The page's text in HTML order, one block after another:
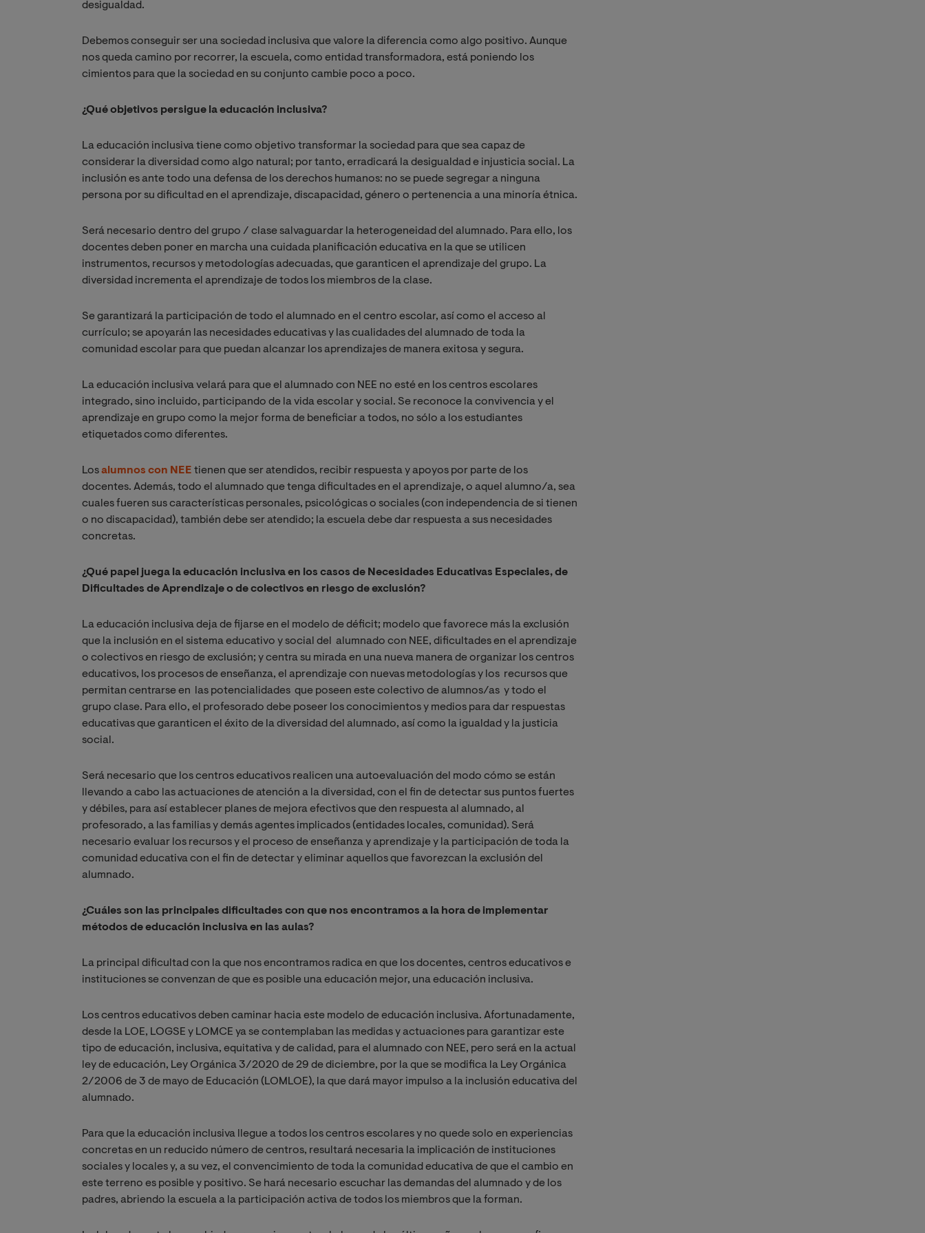
desigualdad.
Debemos conseguir ser una sociedad inclusiva que valore la diferencia como algo positivo. Aunque
nos queda camino por recorrer, la escuela, como entidad transformadora, está poniendo los
cimientos para que la sociedad en su conjunto cambie poco a poco.
¿Qué objetivos persigue la educación inclusiva?
La educación inclusiva tiene como objetivo transformar la sociedad para que sea capaz de
considerar la diversidad como algo natural; por tanto, erradicará la desigualdad e injusticia social. La
inclusión es ante todo una defensa de los derechos humanos: no se puede segregar a ninguna
persona por su dificultad en el aprendizaje, discapacidad, género o pertenencia a una minoría étnica.
Será necesario dentro del grupo / clase salvaguardar la heterogeneidad del alumnado. Para ello, los
docentes deben poner en marcha una cuidada planificación educativa en la que se utilicen
instrumentos, recursos y metodologías adecuadas, que garanticen el aprendizaje del grupo. La
diversidad incrementa el aprendizaje de todos los miembros de la clase.
Se garantizará la participación de todo el alumnado en el centro escolar, así como el acceso al
currículo; se apoyarán las necesidades educativas y las cualidades del alumnado de toda la
comunidad escolar para que puedan alcanzar los aprendizajes de manera exitosa y segura.
La educación inclusiva velará para que el alumnado con NEE no esté en los centros escolares
integrado, sino incluido, participando de la vida escolar y social. Se reconoce la convivencia y el
aprendizaje en grupo como la mejor forma de benefi­ciar a todos, no sólo a los estudiantes
etiquetados como diferentes.
Losalumnos con NEE tienen que ser atendidos, recibir respuesta y apoyos por parte de los
docentes. Además, todo el alumnado que tenga dificultades en el aprendizaje, o aquel alumno/a, sea
cuales fueren sus caracte­rísticas personales, psicológicas o sociales (con independencia de si tienen
o no discapacidad), también debe ser atendido; la escuela debe dar respuesta a sus necesidades
concretas.
¿Qué papel juega la educación inclusiva en los casos de Necesidades Educativas Especiales, de
Dificultades de Aprendizaje o de colectivos en riesgo de exclusión?
La educación inclusiva deja de fijarse en el modelo de déficit; modelo que favorece más la exclusión
que la inclusión en el sistema educativo y social del alumnado con NEE, dificultades en el aprendizaje
o colectivos en riesgo de exclusión; y centra su mirada en una nueva manera de organizar los centros
educativos, los procesos de enseñanza, el aprendizaje con nuevas metodologías y los recursos que
permitan centrarse en las potencialidades que poseen este colectivo de alumnos/as y todo el
grupo clase. Para ello, el profesorado debe poseer los conocimientos y medios para dar respuestas
educativas que garanticen el éxito de la diversidad del alumnado, así como la igualdad y la justicia
social.
Será necesario que los centros educativos realicen una autoevaluación del modo cómo se están
llevando a cabo las actuaciones de atención a la diversidad, con el fin de detectar sus puntos fuertes
y débiles, para así establecer planes de mejora efectivos que den respuesta al alumnado, al
profesorado, a las familias y demás agentes implicados (entidades locales, comunidad). Será
necesario evaluar los recursos y el proceso de enseñanza y aprendizaje y la participación de toda la
comunidad educativa con el fin de detectar y eliminar aquellos que favorezcan la exclusión del
alumnado.
¿Cuáles son las principales dificultades con que nos encontramos a la hora de implementar
métodos de educación inclusiva en las aulas?
La principal dificultad con la que nos encontramos radica en que los docentes, centros educativos e
instituciones se convenzan de que es posible una educación mejor, una educación inclusiva.
Los centros educativos deben caminar hacia este modelo de educación inclusiva. Afortunadamente,
desde la LOE, LOGSE y LOMCE ya se contemplaban las medidas y actuaciones para garantizar este
tipo de educación, inclusiva, equitativa y de calidad, para el alumnado con NEE, pero será en la actual
ley de educación, Ley Orgánica 3/2020 de 29 de diciembre, por la que se modifica la Ley Orgánica
2/2006 de 3 de mayo de Educación (LOMLOE), la que dará mayor impulso a la inclusión educativa del
alumnado.
Para que la educación inclusiva llegue a todos los centros escolares y no quede solo en experiencias
concretas en un reducido número de centros, resultará necesaria la implicación de instituciones
sociales y locales y, a su vez, el convencimiento de toda la comunidad educativa de que el cambio en
este terreno es posible y positivo. Se hará necesario escuchar las demandas del alumnado y de los
padres, abriendo la escuela a la participación activa de todos los miembros que la forman.